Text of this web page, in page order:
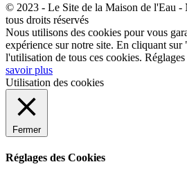
© 2023 - Le Site de la Maison de l'Eau -
tous droits réservés
Nous utilisons des cookies pour vous
expérience sur notre site. En cliquant
l'utilisation de tous ces cookies.
savoir plus
Utilisation des cookies
Fermer
Réglages des Cookies